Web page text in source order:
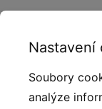
z kvalitního
granulátu bylo
Nastavení
Soubory
analýze